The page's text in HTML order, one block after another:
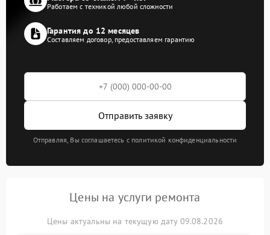
Работаем с техникой любой сложности
Гарантия до 12 месяцев
Составляем договор, предоставляем гарантию
Отправить заявку
Отправляя, Вы соглашаетесь с политикой конфиденциальности
Цены на услуги ремонта
Цены актуальны на текущую дату 09.08.2026